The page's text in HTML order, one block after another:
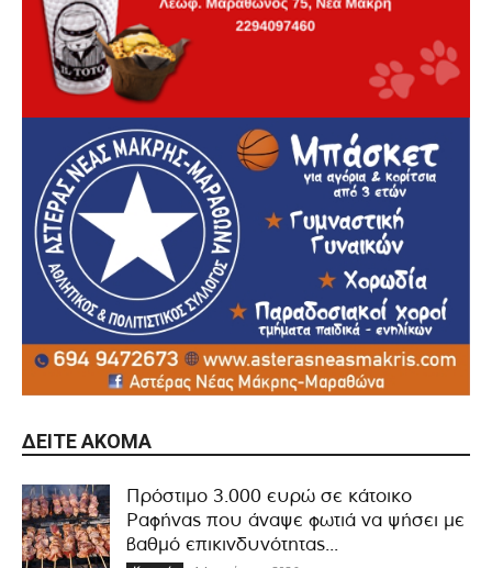
ΔΕΊΤΕ ΑΚΌΜΑ
Πρόστιμο 3.000 ευρώ σε κάτοικο
Ραφήνας που άναψε φωτιά να ψήσει με
βαθμό επικινδυνότητας...